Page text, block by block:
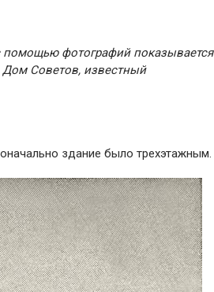
фотографий показывается
Дом Советов, известный
здание было трехэтажным.